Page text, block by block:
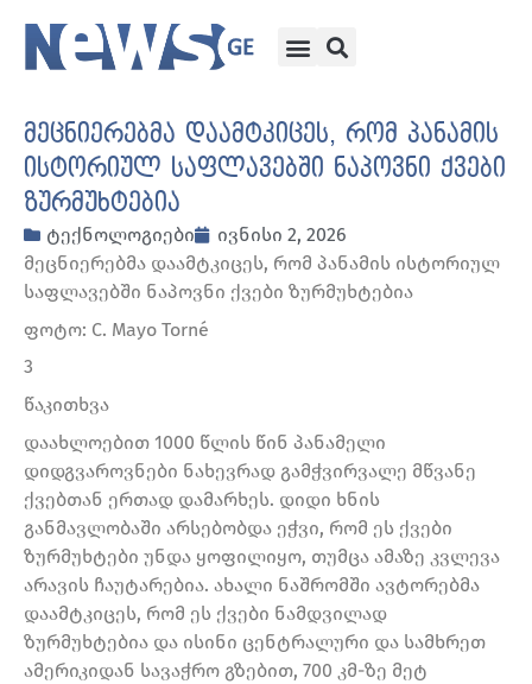
მეცნიერებმა დაამტკიცეს, რომ პანამის
ისტორიულ საფლავებში ნაპოვნი ქვები
ზურმუხტებია
ტექნოლოგიები
ივნისი 2, 2026
მეცნიერებმა დაამტკიცეს, რომ პანამის ისტორიულ
საფლავებში ნაპოვნი ქვები ზურმუხტებია
ფოტო: C. Mayo Torné
3
წაკითხვა
დაახლოებით 1000 წლის წინ პანამელი
დიდგვაროვნები ნახევრად გამჭვირვალე მწვანე
ქვებთან ერთად დამარხეს. დიდი ხნის
განმავლობაში არსებობდა ეჭვი, რომ ეს ქვები
ზურმუხტები უნდა ყოფილიყო, თუმცა ამაზე კვლევა
არავის ჩაუტარებია. ახალი ნაშრომში ავტორებმა
დაამტკიცეს, რომ ეს ქვები ნამდვილად
ზურმუხტებია და ისინი ცენტრალური და სამხრეთ
ამერიკიდან სავაჭრო გზებით, 700 კმ-ზე მეტ